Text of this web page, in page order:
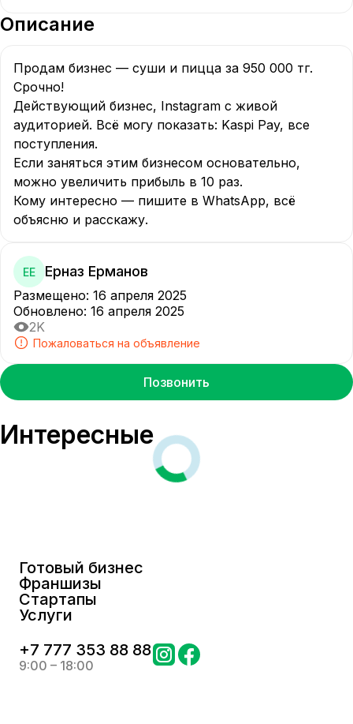
Описание
Продам бизнес — суши и пицца за 950 000 тг.
Срочно!
Действующий бизнес, Instagram с живой
аудиторией. Всё могу показать: Kaspi Pay, все
поступления.
Если заняться этим бизнесом основательно,
можно увеличить прибыль в 10 раз.
Кому интересно — пишите в WhatsApp, всё
объясню и расскажу.
ЕЕ Ерназ Ерманов
Размещено: 16 апреля 2025
Обновлено: 16 апреля 2025
2K
Пожаловаться на объявление
Позвонить
Интересные
Готовый бизнес
Франшизы
Стартапы
Услуги
+7 777 353 88 88
9:00 – 18:00